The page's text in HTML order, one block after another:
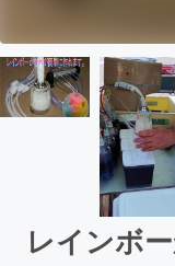
レインボ